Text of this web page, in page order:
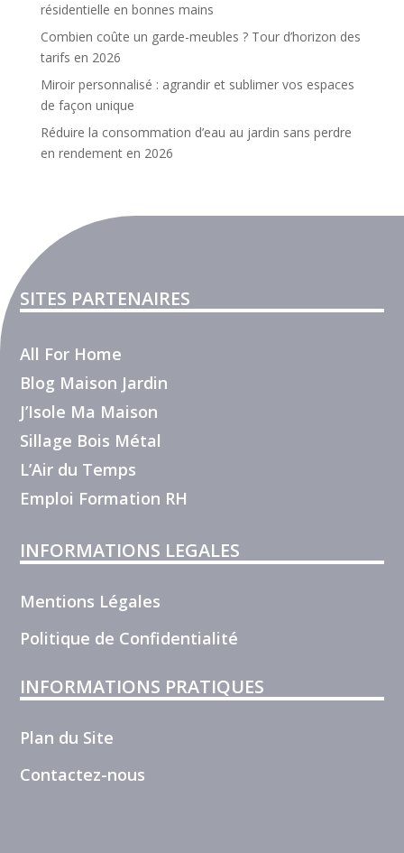
résidentielle en bonnes mains
Combien coûte un garde-meubles ? Tour d’horizon des
tarifs en 2026
Miroir personnalisé : agrandir et sublimer vos espaces
de façon unique
Réduire la consommation d’eau au jardin sans perdre
en rendement en 2026
SITES PARTENAIRES
All For Home
Blog Maison Jardin
J’Isole Ma Maison
Sillage Bois Métal
L’Air du Temps
Emploi Formation RH
INFORMATIONS LEGALES
Mentions Légales
Politique de Confidentialité
INFORMATIONS PRATIQUES
Plan du Site
Contactez-nous